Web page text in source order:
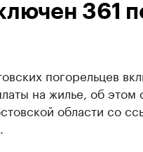
361
погорельцев
на жилье, об
области со